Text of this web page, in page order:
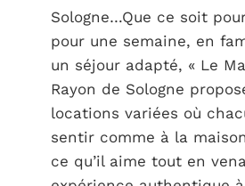
Sologne…Que ce soit
pour une semaine, en
un séjour adapté, « Le
Rayon de Sologne
locations variées où
sentir comme à la
ce qu’il aime tout en